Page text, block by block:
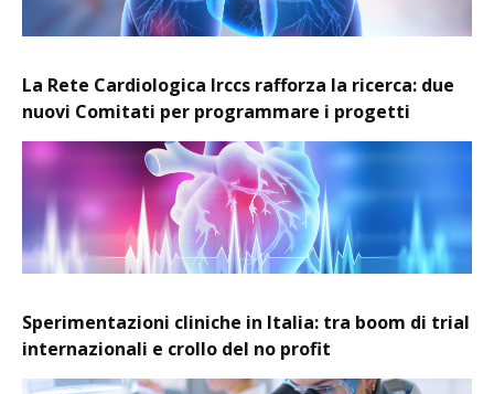
La Rete Cardiologica Irccs rafforza la ricerca: due
nuovi Comitati per programmare i progetti
Sperimentazioni cliniche in Italia: tra boom di trial
internazionali e crollo del no profit